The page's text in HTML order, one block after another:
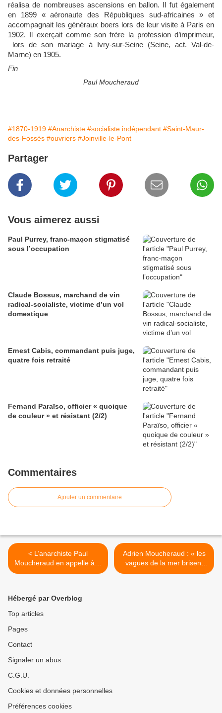
réalisa de nombreuses ascensions en ballon. Il fut également
en 1899 « aéronaute des Républiques sud-africaines » et
accompagnait les généraux boers lors de leur visite à Paris en
1902. Il exerçait comme son frère la profession d’imprimeur,
lors de son mariage à Ivry-sur-Seine (Seine, act. Val-de-
Marne) en 1905.
Fin
Paul Moucheraud
#1870-1919 #Anarchiste #socialiste indépendant #Saint-Maur-
des-Fossés #ouvriers #Joinville-le-Pont
Partager
Vous aimerez aussi
Paul Purrey, franc-maçon stigmatisé
sous l’occupation
Claude Bossus, marchand de vin
radical-socialiste, victime d’un vol
domestique
Ernest Cabis, commandant puis juge,
quatre fois retraité
Fernand Paraïso, officier « quoique
de couleur » et résistant (2/2)
Commentaires
Ajouter un commentaire
< L’anarchiste Paul
Moucheraud en appelle à la
« justice du peuple » (1/2)
Adrien Moucheraud : « les
vagues de la mer brisent
les rochers » (1/2) >
Hébergé par Overblog
Top articles
Pages
Contact
Signaler un abus
C.G.U.
Cookies et données personnelles
Préférences cookies